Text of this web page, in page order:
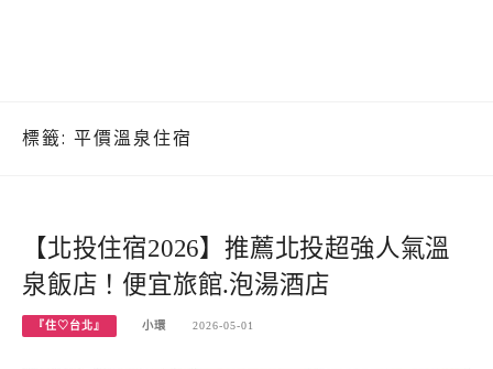
標籤: 平價溫泉住宿
【北投住宿2026】推薦北投超強人氣溫
泉飯店！便宜旅館.泡湯酒店
『住♡台北』 小環 2026-05-01